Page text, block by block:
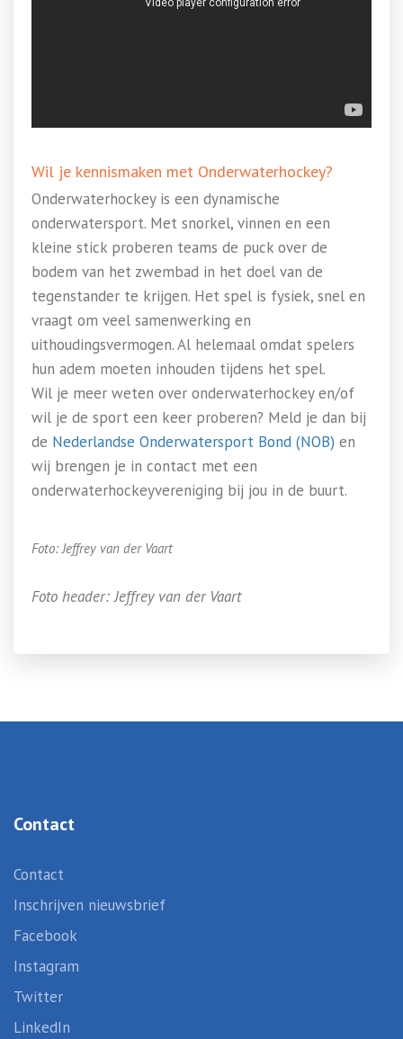
Wil je kennismaken met Onderwaterhockey?
Onderwaterhockey is een dynamische
onderwatersport. Met snorkel, vinnen en een
kleine stick proberen teams de puck over de
bodem van het zwembad in het doel van de
tegenstander te krijgen. Het spel is fysiek, snel en
vraagt om veel samenwerking en
uithoudingsvermogen. Al helemaal omdat spelers
hun adem moeten inhouden tijdens het spel.
Wil je meer weten over onderwaterhockey en/of
wil je de sport een keer proberen? Meld je dan bij
de Nederlandse Onderwatersport Bond (NOB) en
wij brengen je in contact met een
onderwaterhockeyvereniging bij jou in de buurt.
Foto: Jeffrey van der Vaart
Foto header: Jeffrey van der Vaart
Contact
Contact
Inschrijven nieuwsbrief
Facebook
Instagram
Twitter
LinkedIn